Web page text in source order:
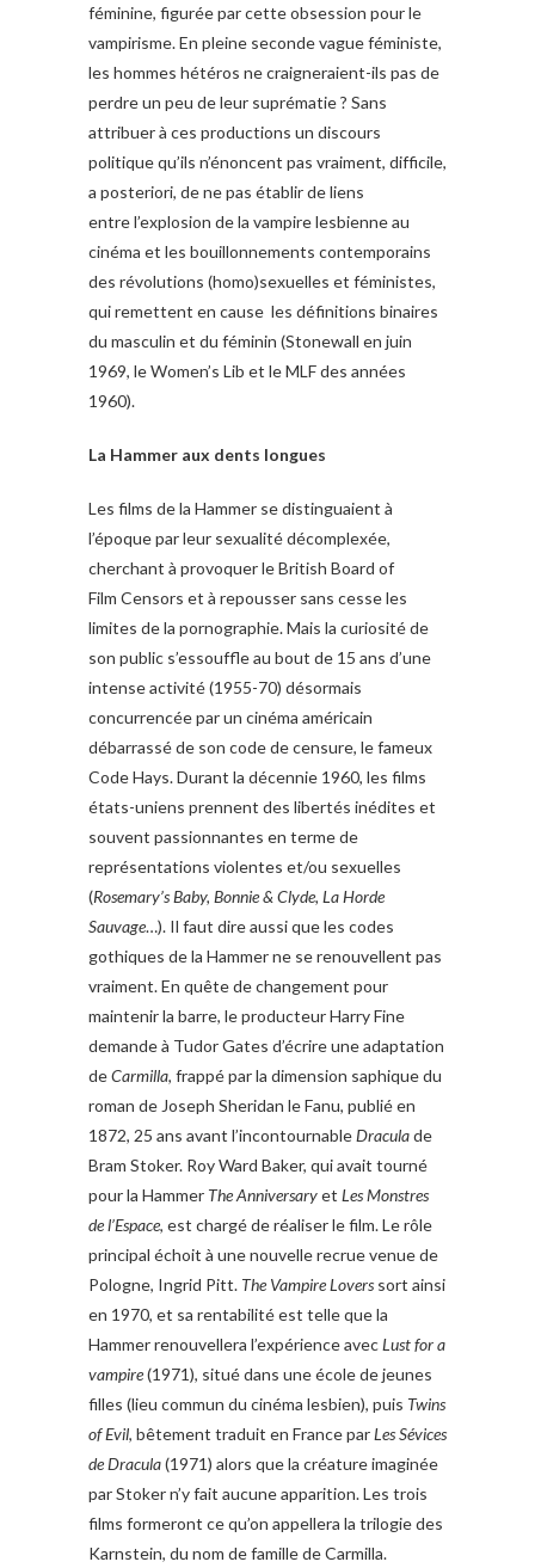
féminine, figurée par cette obsession pour le
vampirisme. En pleine seconde vague féministe,
les hommes hétéros ne craigneraient-ils pas de
perdre un peu de leur suprématie ? Sans
attribuer à ces productions un discours
politique qu’ils n’énoncent pas vraiment, difficile,
a posteriori, de ne pas établir de liens
entre l’explosion de la vampire lesbienne au
cinéma et les bouillonnements contemporains
des révolutions (homo)sexuelles et féministes,
qui remettent en cause les définitions binaires
du masculin et du féminin (Stonewall en juin
1969, le Women’s Lib et le MLF des années
1960).
La Hammer aux dents longues
Les films de la Hammer se distinguaient à
l’époque par leur sexualité décomplexée,
cherchant à provoquer le British Board of
Film Censors et à repousser sans cesse les
limites de la pornographie. Mais la curiosité de
son public s’essouffle au bout de 15 ans d’une
intense activité (1955-70) désormais
concurrencée par un cinéma américain
débarrassé de son code de censure, le fameux
Code Hays. Durant la décennie 1960, les films
états-uniens prennent des libertés inédites et
souvent passionnantes en terme de
représentations violentes et/ou sexuelles
(Rosemary’s Baby, Bonnie & Clyde, La Horde
Sauvage…). Il faut dire aussi que les codes
gothiques de la Hammer ne se renouvellent pas
vraiment. En quête de changement pour
maintenir la barre, le producteur Harry Fine
demande à Tudor Gates d’écrire une adaptation
deCarmilla, frappé par la dimension saphique du
roman de Joseph Sheridan le Fanu, publié en
1872, 25 ans avant l’incontournableDraculade
Bram Stoker. Roy Ward Baker, qui avait tourné
pour la Hammer The Anniversaryet Les Monstres
de l’Espace, est chargé de réaliser le film. Le rôle
principal échoit à une nouvelle recrue venue de
Pologne, Ingrid Pitt. The Vampire Lovers sort ainsi
en 1970, et sa rentabilité est telle que la
Hammer renouvellera l’expérience avecLust for a
vampire(1971), situé dans une école de jeunes
filles (lieu commun du cinéma lesbien), puis Twins
of Evil, bêtement traduit en France parLes Sévices
de Dracula(1971) alors que la créature imaginée
par Stoker n’y fait aucune apparition. Les trois
films formeront ce qu’on appellera la trilogie des
Karnstein, du nom de famille de Carmilla.